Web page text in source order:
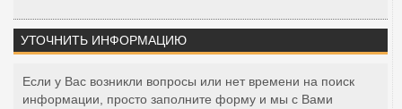
УТОЧНИТЬ ИНФОРМАЦИЮ
Если у Вас возникли вопросы или нет времени на поиск
информации, просто заполните форму и мы с Вами